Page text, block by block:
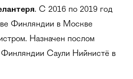
. С 2016 по 2019 год
Финляндии в Москве
Назначен послом
Финляндии Саули Нийнистё в